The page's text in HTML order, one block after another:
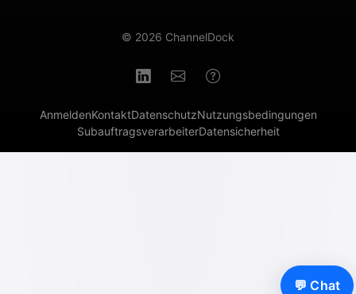
💬 Chat
© 2026 ChannelDock
AnmeldenKontaktDatenschutzNutzungsbedingungen
SubauftragsverarbeiterDatensicherheit